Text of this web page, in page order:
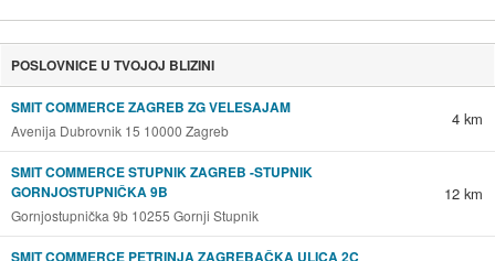
POSLOVNICE U TVOJOJ BLIZINI
SMIT COMMERCE ZAGREB ZG VELESAJAM
Avenija Dubrovnik 15 10000 Zagreb
4 km
SMIT COMMERCE STUPNIK ZAGREB -STUPNIK
GORNJOSTUPNIČKA 9B
Gornjostupnička 9b 10255 Gornji Stupnik
12 km
SMIT COMMERCE PETRINJA ZAGREBAČKA ULICA 2C